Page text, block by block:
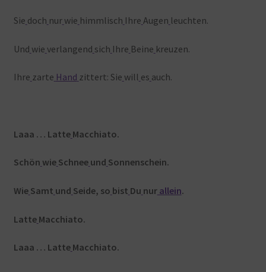
Sie doch nur wie himmlisch Ihre Augen leuchten.
Und wie verlangend sich Ihre Beine kreuzen.
Ihre zarte Hand zittert: Sie will es auch.
Laaa … Latte Macchiato.
Schön wie Schnee und Sonnenschein.
Wie Samt und Seide, so bist Du nurallein.
Latte Macchiato.
Laaa … Latte Macchiato.